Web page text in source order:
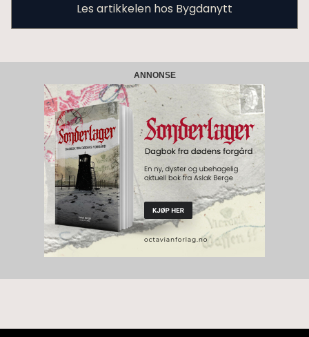
Les artikkelen hos Bygdanytt
ANNONSE